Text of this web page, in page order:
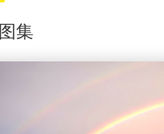
图集